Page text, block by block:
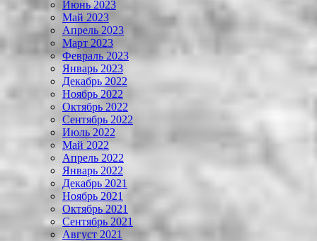
Июнь 2023
Май 2023
Апрель 2023
Март 2023
Февраль 2023
Январь 2023
Декабрь 2022
Ноябрь 2022
Октябрь 2022
Сентябрь 2022
Июль 2022
Май 2022
Апрель 2022
Январь 2022
Декабрь 2021
Ноябрь 2021
Октябрь 2021
Сентябрь 2021
Август 2021